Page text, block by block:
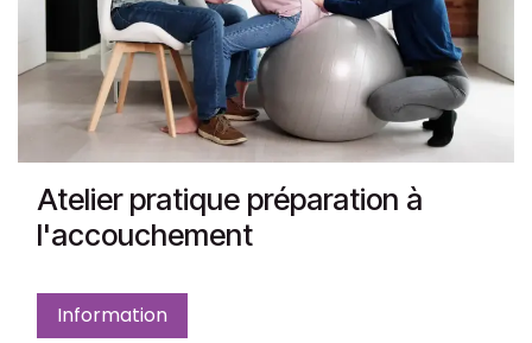
Atelier pratique préparation à
l'accouchement
Information